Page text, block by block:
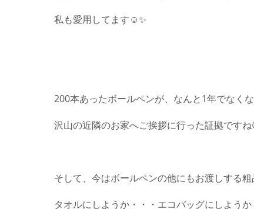
私も愛用してます☺️✨
200本あったボールペンが、なんと1年でなく
沢山の近隣のお家へご挨拶に行った証拠です
そして、今はボールペンの他にもお渡しする
タオルにしようか・・・エコバッグにしようか